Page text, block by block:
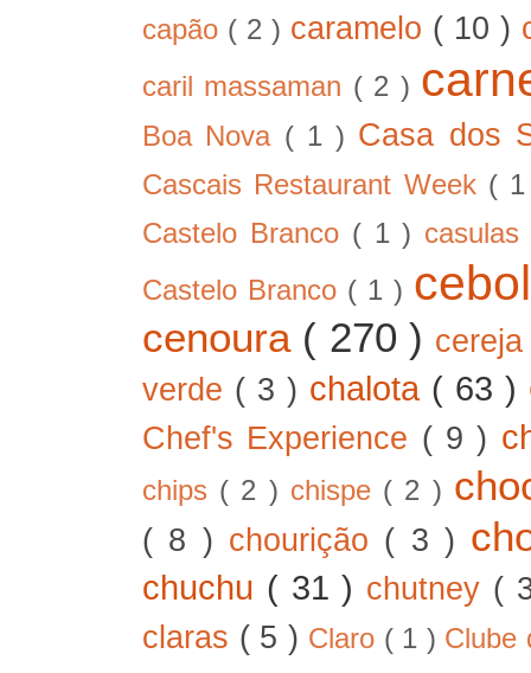
capão ( 2 ) caramelo ( 10 )
caril massaman ( 2 )
Boa Nova ( 1 ) Casa dos
Cascais Restaurant Week (
Castelo Branco ( 1 )
Castelo Branco ( 1 )
cenoura ( 270 )
verde ( 3 ) chalota ( 63 )
Chef's Experience ( 9 )
chips ( 2 ) chispe ( 2 )
( 8 ) chourição ( 3 )
chuchu ( 31 ) chutney (
claras ( 5 ) Claro ( 1 ) Clube